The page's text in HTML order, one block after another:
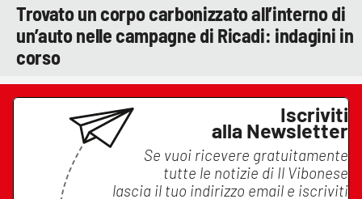
Trovato un corpo carbonizzato all’interno di
un’auto nelle campagne di Ricadi: indagini in
corso
Iscriviti
alla Newsletter
Se vuoi ricevere gratuitamente
tutte le notizie di Il Vibonese
lascia il tuo indirizzo email e iscriviti